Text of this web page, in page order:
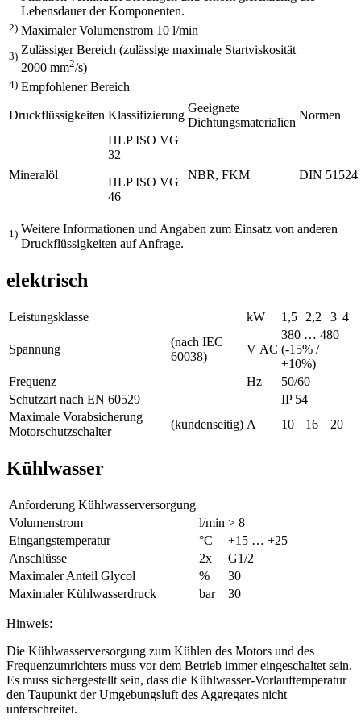
Lebensdauer der Komponenten.
2) Maximaler Volumenstrom 10 l/min
3) Zulässiger Bereich (zulässige maximale Startviskosität
2000 mm2/s)
4) Empfohlener Bereich
Druckflüssigkeiten Klassifizierung
Geeignete
Dichtungsmaterialien
Normen
Mineralöl
HLP ISO VG
32
HLP ISO VG
46
NBR, FKM DIN 51524
1) Weitere Informationen und Angaben zum Einsatz von anderen
Druckflüssigkeiten auf Anfrage.
elektrisch
Leistungsklasse kW 1,5 2,2 3 4
Spannung
(nach IEC
60038)
V AC
380 … 480
(-15% /
+10%)
Frequenz
Hz
50/60
Schutzart nach EN 60529
IP 54
Maximale Vorabsicherung
Motorschutzschalter
(kundenseitig) A 10 16 20
Kühlwasser
Anforderung Kühlwasserversorgung
Volumenstrom
l/min > 8
Eingangstemperatur
°C
+15 … +25
Anschlüsse
2x
G1/2
Maximaler Anteil Glycol
%
30
Maximaler Kühlwasserdruck
bar 30
Hinweis:
Die Kühlwasserversorgung zum Kühlen des Motors und des
Frequenzumrichters muss vor dem Betrieb immer eingeschaltet sein.
Es muss sichergestellt sein, dass die Kühlwasser-Vorlauftemperatur
den Taupunkt der Umgebungsluft des Aggregates nicht
unterschreitet.